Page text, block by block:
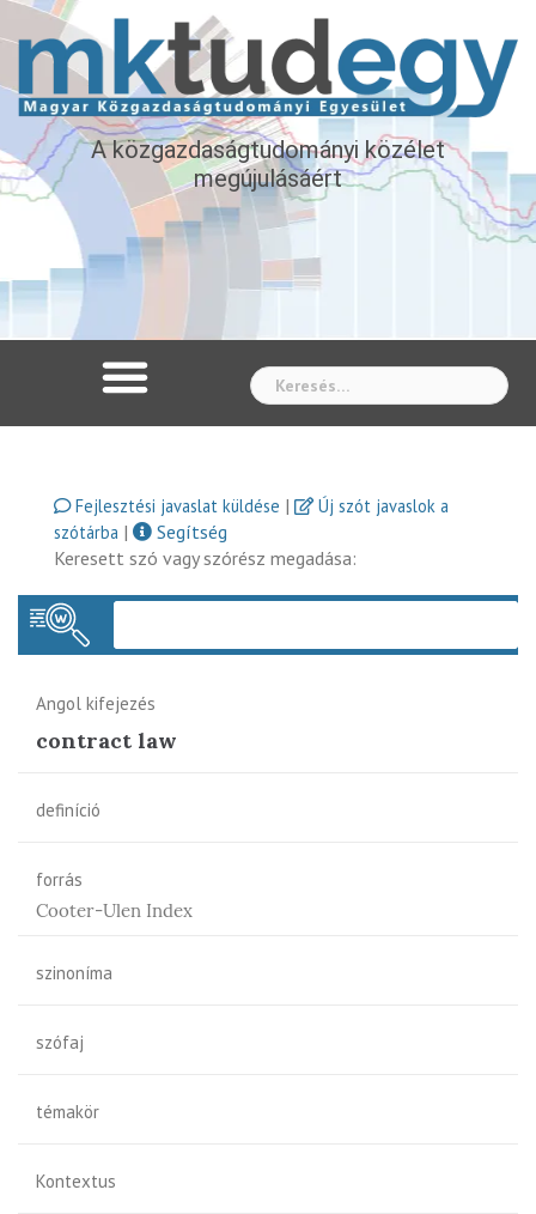
A közgazdaságtudományi közélet
megújulásáért
Fejlesztési javaslat küldése |
Új szót javaslok a
szótárba |
Segítség
Keresett szó vagy szórész megadása:
Angol kifejezés
contract law
definíció
forrás
Cooter-Ulen Index
szinoníma
szófaj
témakör
Kontextus